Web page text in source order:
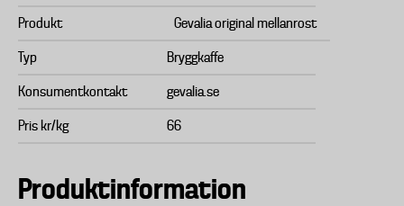
Produkt Gevalia original mellanrost
Typ Bryggkaffe
Konsumentkontakt gevalia.se
Pris kr/kg 66
Produktinformation